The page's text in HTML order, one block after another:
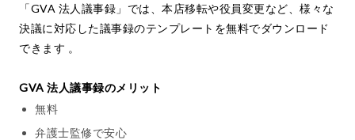
「GVA 法人議事録」では、本店移転や役員変更など、様々な
決議に対応した議事録のテンプレートを無料でダウンロード
できます 。
GVA 法人議事録のメリット
無料
弁護士監修で安心